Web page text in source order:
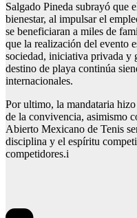
Salgado Pineda subrayó que
bienestar, al impulsar el
se beneficiaran a miles de
que la realización del evento
sociedad, iniciativa privada y
destino de playa continúa
internacionales.
Por ultimo, la mandataria
de la convivencia, asimismo
Abierto Mexicano de Tenis
disciplina y el espíritu
competidores.i